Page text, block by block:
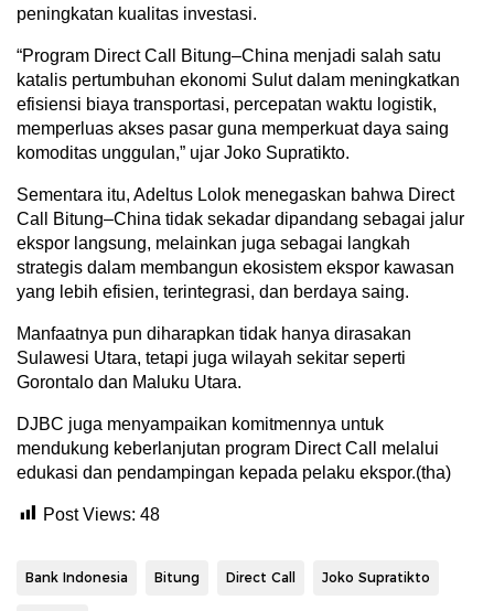
peningkatan kualitas investasi.
“Program Direct Call Bitung–China menjadi salah satu
katalis pertumbuhan ekonomi Sulut dalam meningkatkan
efisiensi biaya transportasi, percepatan waktu logistik,
memperluas akses pasar guna memperkuat daya saing
komoditas unggulan,” ujar Joko Supratikto.
Sementara itu, Adeltus Lolok menegaskan bahwa Direct
Call Bitung–China tidak sekadar dipandang sebagai jalur
ekspor langsung, melainkan juga sebagai langkah
strategis dalam membangun ekosistem ekspor kawasan
yang lebih efisien, terintegrasi, dan berdaya saing.
Manfaatnya pun diharapkan tidak hanya dirasakan
Sulawesi Utara, tetapi juga wilayah sekitar seperti
Gorontalo dan Maluku Utara.
DJBC juga menyampaikan komitmennya untuk
mendukung keberlanjutan program Direct Call melalui
edukasi dan pendampingan kepada pelaku ekspor.(tha)
Post Views: 48
Bank Indonesia Bitung Direct Call Joko Supratikto